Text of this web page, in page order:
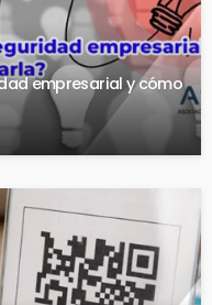
empresarial y cómo